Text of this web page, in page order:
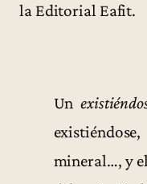
la Editorial Eafit.
Un
mineral…, y